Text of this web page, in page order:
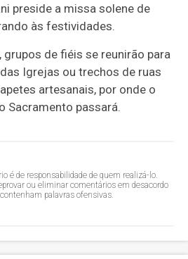
preside a missa solene de
às festividades.
grupos de fiéis se reunirão para
Igrejas ou trechos de ruas
artesanais, por onde o
Sacramento passará.
é de responsabilidade de quem realizá-lo.
ou eliminar comentários em desacordo
palavras ofensivas.